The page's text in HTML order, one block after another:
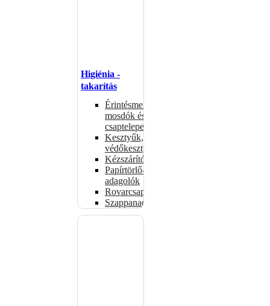
Higiénia -
takarítás
Érintésmentes
mosdók és
csaptelepek
Kesztyűk,
védőkesztyűk
Kézszárítók
Papírtörlő-
adagolók
Rovarcsapdák
Szappanadagolók